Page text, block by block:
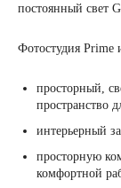
постоянный свет
Фотостудия Prime
просторный,
пространство
интерьерный
просторную
комфортной